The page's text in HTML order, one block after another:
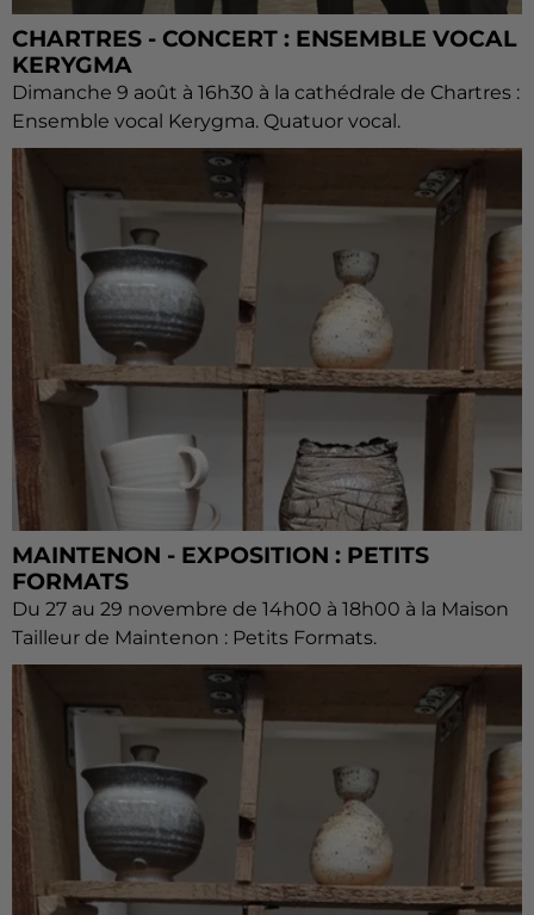
CHARTRES - CONCERT : ENSEMBLE VOCAL
KERYGMA
Dimanche 9 août à 16h30 à la cathédrale de Chartres :
Ensemble vocal Kerygma. Quatuor vocal.
MAINTENON - EXPOSITION : PETITS
FORMATS
Du 27 au 29 novembre de 14h00 à 18h00 à la Maison
Tailleur de Maintenon : Petits Formats.